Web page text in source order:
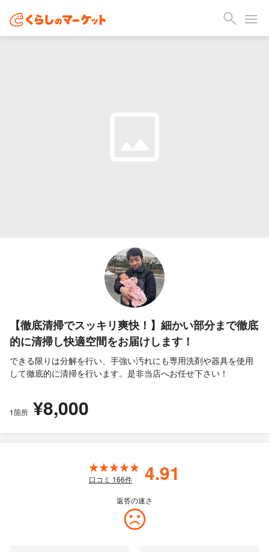
【徹底清掃でスッキリ爽快！】細かい部分まで徹底
的に清掃し快適空間をお届けします！
できる限りは分解を行い、手強い汚れにも専用洗剤や器具を使用
して徹底的に清掃を行います。是非当店へお任せ下さい！
1箇所 ¥8,000
口コミ 166件 4.91
返答の速さ